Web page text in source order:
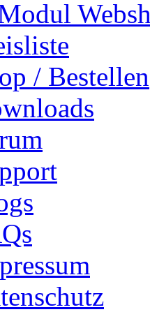
/ Bestellen